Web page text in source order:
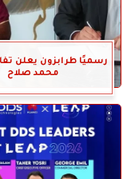
رسميًا طرابزون يعلن
محمد صلاح